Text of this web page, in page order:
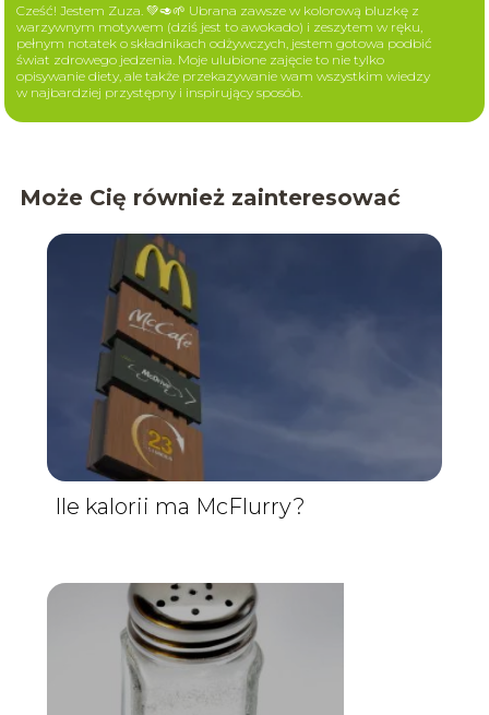
Cześć! Jestem Zuza. 💚🥑🌱 Ubrana zawsze w kolorową bluzkę z
warzywnym motywem (dziś jest to awokado) i zeszytem w ręku,
pełnym notatek o składnikach odżywczych, jestem gotowa podbić
świat zdrowego jedzenia. Moje ulubione zajęcie to nie tylko
opisywanie diety, ale także przekazywanie wam wszystkim wiedzy
w najbardziej przystępny i inspirujący sposób.
Może Cię również zainteresować
Ile kalorii ma McFlurry?